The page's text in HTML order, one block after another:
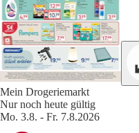
Mein Drogeriemarkt
Nur noch heute gültig
Mo. 3.8. - Fr. 7.8.2026